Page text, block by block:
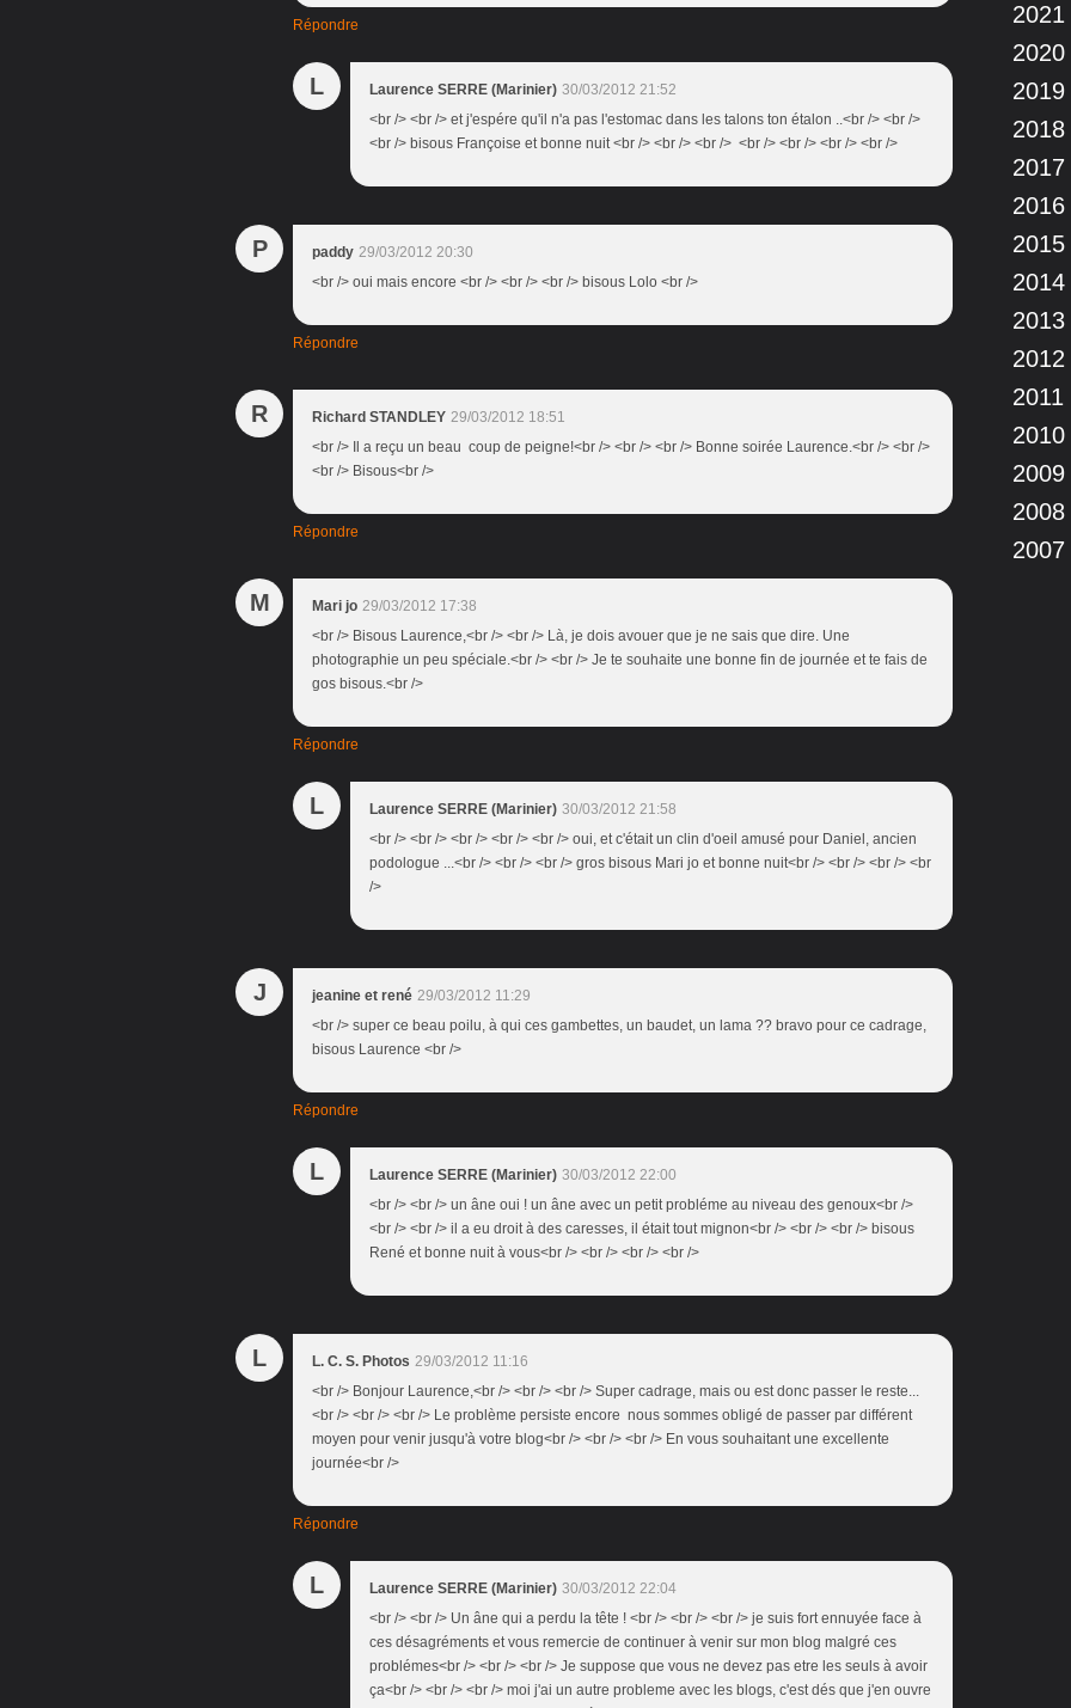
Répondre
L Laurence SERRE (Marinier) 30/03/2012 21:52
<br /> <br /> et j'espére qu'il n'a pas l'estomac dans les talons ton étalon ..<br /> <br />
<br /> bisous Françoise et bonne nuit <br /> <br /> <br /> <br /> <br /> <br /> <br />
P paddy 29/03/2012 20:30
<br /> oui mais encore <br /> <br /> <br /> bisous Lolo <br />
Répondre
R Richard STANDLEY 29/03/2012 18:51
<br /> Il a reçu un beau coup de peigne!<br /> <br /> <br /> Bonne soirée Laurence.<br /> <br />
<br /> Bisous<br />
Répondre
M Mari jo 29/03/2012 17:38
<br /> Bisous Laurence,<br /> <br /> Là, je dois avouer que je ne sais que dire. Une
photographie un peu spéciale.<br /> <br /> Je te souhaite une bonne fin de journée et te fais de
gos bisous.<br />
Répondre
L Laurence SERRE (Marinier) 30/03/2012 21:58
<br /> <br /> <br /> <br /> <br /> oui, et c'était un clin d'oeil amusé pour Daniel, ancien
podologue ...<br /> <br /> <br /> gros bisous Mari jo et bonne nuit<br /> <br /> <br /> <br
/>
J jeanine et rené 29/03/2012 11:29
<br /> super ce beau poilu, à qui ces gambettes, un baudet, un lama ?? bravo pour ce cadrage,
bisous Laurence <br />
Répondre
L Laurence SERRE (Marinier) 30/03/2012 22:00
<br /> <br /> un âne oui ! un âne avec un petit probléme au niveau des genoux<br />
<br /> <br /> il a eu droit à des caresses, il était tout mignon<br /> <br /> <br /> bisous
René et bonne nuit à vous<br /> <br /> <br /> <br />
L L. C. S. Photos 29/03/2012 11:16
<br /> Bonjour Laurence,<br /> <br /> <br /> Super cadrage, mais ou est donc passer le reste...
<br /> <br /> <br /> Le problème persiste encore nous sommes obligé de passer par différent
moyen pour venir jusqu'à votre blog<br /> <br /> <br /> En vous souhaitant une excellente
journée<br />
Répondre
L Laurence SERRE (Marinier) 30/03/2012 22:04
<br /> <br /> Un âne qui a perdu la tête ! <br /> <br /> <br /> je suis fort ennuyée face à
ces désagréments et vous remercie de continuer à venir sur mon blog malgré ces
problémes<br /> <br /> <br /> Je suppose que vous ne devez pas etre les seuls à avoir
ça<br /> <br /> <br /> moi j'ai un autre probleme avec les blogs, c'est dés que j'en ouvre
2021
2020
2019
2018
2017
2016
2015
2014
2013
2012
2011
2010
2009
2008
2007